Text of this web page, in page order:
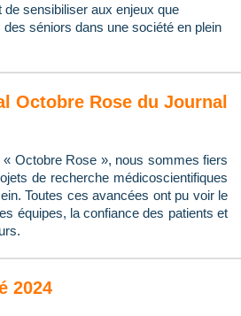
de sensibiliser aux enjeux que
séniors dans une société en plein
Octobre Rose du Journal
Octobre Rose », nous sommes fiers
de recherche médicoscientifiques
Toutes ces avancées ont pu voir le
équipes, la confiance des patients et
2024